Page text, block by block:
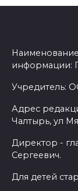
информации:
Учредитель:
Адрес
Чалтырь, ул
Директор -
Сергеевич.
Для детей